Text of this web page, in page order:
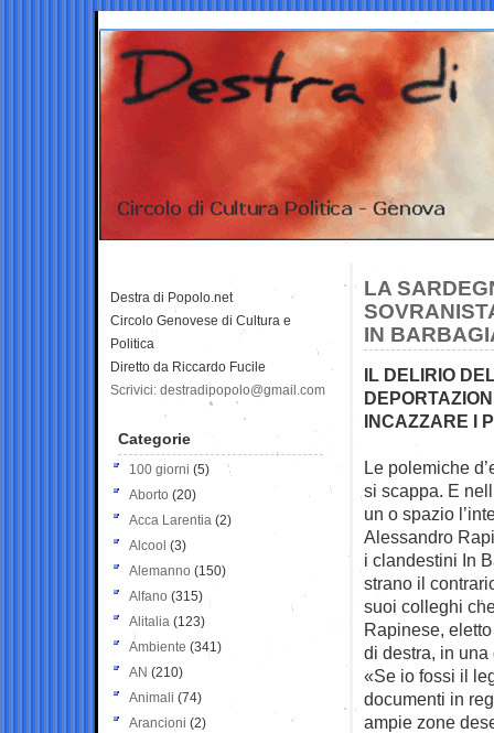
LA
IN
IL DELIRIO
INCAZZARE I
Le polemiche
si scappa. E
un o spazio
Alessandro
i clandestini In
strano il
suoi colleghi
Rapinese,
di destra, in
«Se io fossi il
documenti in
ampie zone
Destra di Popolo.net
Circolo Genovese di Cultura e
Politica
Diretto da Riccardo Fucile
Scrivici: destradipopolo@gmail.com
Categorie
100 giorni (5)
Aborto (20)
Acca Larentia (2)
Alcool (3)
Alemanno (150)
Alfano (315)
Alitalia (123)
Ambiente (341)
AN (210)
Animali (74)
Arancioni (2)